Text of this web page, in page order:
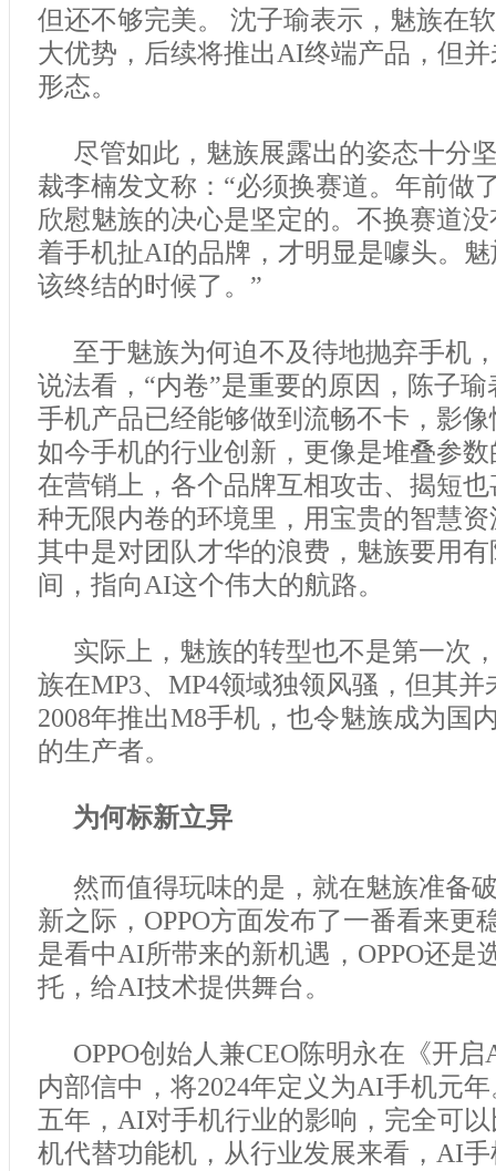
但还不够完美。 沈子瑜表示，魅族在
大优势，后续将推出AI终端产品，但
形态。
尽管如此，魅族展露出的姿态十分
裁李楠发文称：“必须换赛道。年前做
欣慰魅族的决心是坚定的。不换赛道
着手机扯AI的品牌，才明显是噱头。
该终结的时候了。”
至于魅族为何迫不及待地抛弃手机
说法看，“内卷”是重要的原因，陈子
手机产品已经能够做到流畅不卡，影
如今手机的行业创新，更像是堆叠参
在营销上，各个品牌互相攻击、揭短
种无限内卷的环境里，用宝贵的智慧
其中是对团队才华的浪费，魅族要用
间，指向AI这个伟大的航路。
实际上，魅族的转型也不是第一次
族在MP3、MP4领域独领风骚，但其并
2008年推出M8手机，也令魅族成为国
的生产者。
为何标新立异
然而值得玩味的是，就在魅族准备
新之际，OPPO方面发布了一番看来更
是看中AI所带来的新机遇，OPPO还是
托，给AI技术提供舞台。
OPPO创始人兼CEO陈明永在《开
内部信中，将2024年定义为AI手机元
五年，AI对手机行业的影响，完全可
机代替功能机，从行业发展来看，AI